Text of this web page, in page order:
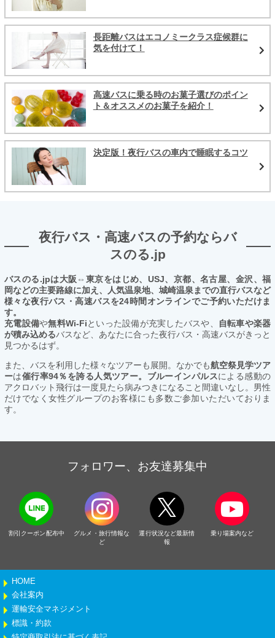
長距離バスはエコノミークラス症候群に
気を付けて！
高速バスに乗る時のお菓子選びのポイン
ト＆オススメのお菓子を紹介！
決定版！夜行バスの車内で睡眠するコツ
夜行バス・高速バスの予約ならバ
スのる.jp
バスのる.jpは大阪⇔東京をはじめ、USJ、京都、名古屋、金沢、福
岡などの主要路線に加え、人気温泉地、城崎温泉までの直行バスなど
様々な夜行バス・高速バスを24時間オンラインでご予約いただけま
す。
充電設備や無料Wi-Fiといった設備が充実したバスや、
自転車や楽器
が積み込めるバスなど、あなたに合った夜行バス・高速バスがきっと
見つかるはず。
また、バスを利用した様々なツアーも展開。なかでも航空祭見学ツア
ーは催行率94％を誇る人気ツアー。ブルーインパルスによる感動の
アクロバット飛行は一度見たら病みつきになること間違いなし。男性
だけでなく女性グループのお客様にも多数ご参加いただいておりま
す。
フォロワー、お友達募集中
割引クーポン配布中
グルメ・旅行情報な
ど
運行状況など最新情
報
乗り場案内など
HOME
会社案内
運輸安全マネジメント
標識・約款